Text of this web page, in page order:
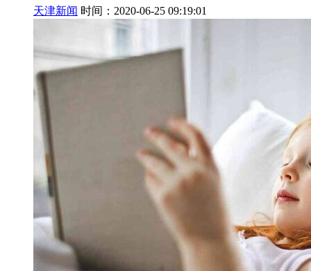
天津新闻 时间：2020-06-25 09:19:01